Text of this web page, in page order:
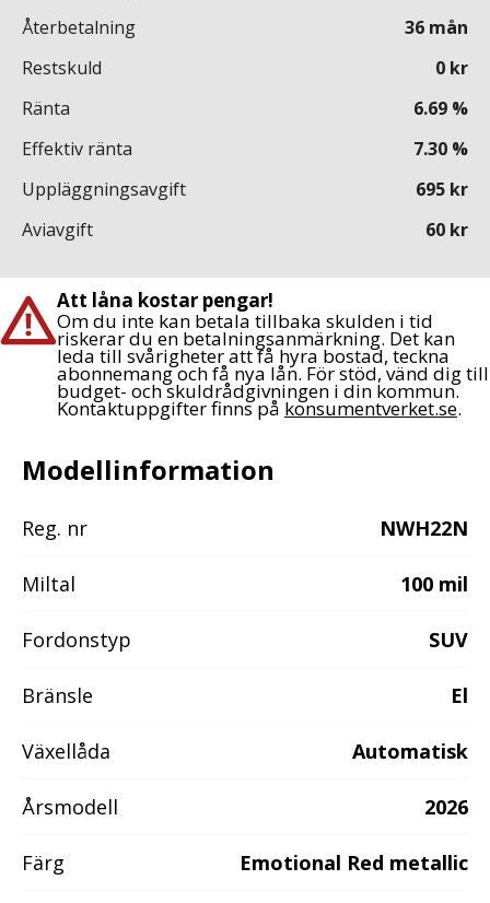
Återbetalning
36 mån
Restskuld
0 kr
Ränta
6.69 %
Effektiv ränta
7.30 %
Uppläggningsavgift
695 kr
Aviavgift
60 kr
Att låna kostar pengar!
Om du inte kan betala tillbaka skulden i tid
riskerar du en betalningsanmärkning. Det kan
leda till svårigheter att få hyra bostad, teckna
abonnemang och få nya lån. För stöd, vänd dig till
budget- och skuldrådgivningen i din kommun.
Kontaktuppgifter finns på konsumentverket.se.
Modellinformation
Reg. nr NWH22N
Miltal 100 mil
Fordonstyp SUV
Bränsle El
Växellåda Automatisk
Årsmodell 2026
Färg Emotional Red metallic